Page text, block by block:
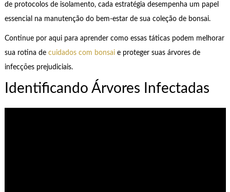
de protocolos de isolamento, cada estratégia desempenha um papel
essencial na manutenção do bem-estar de sua coleção de bonsai.
Continue por aqui para aprender como essas táticas podem melhorar
sua rotina de cuidados com bonsaie proteger suas árvores de
infecções prejudiciais.
Identificando Árvores Infectadas